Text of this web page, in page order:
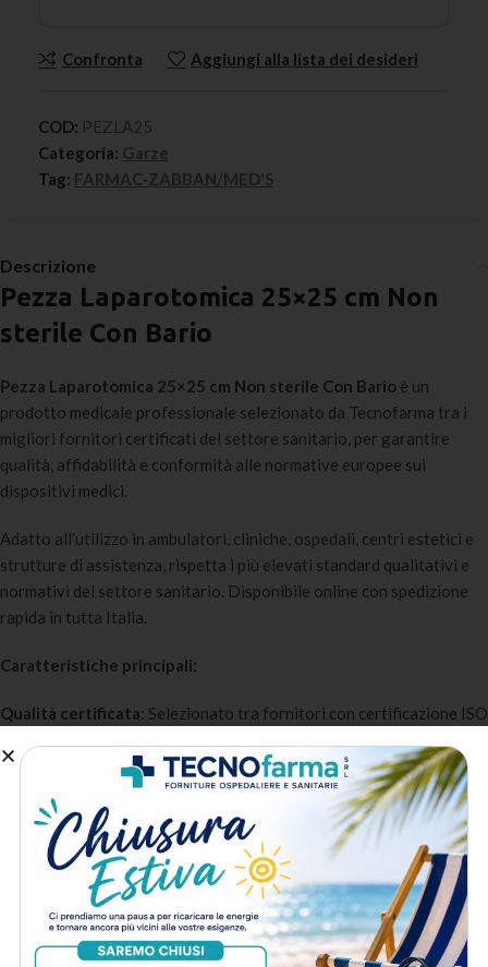
Confronta Aggiungi alla lista dei desideri
COD: PEZLA25
Categoria: Garze
Tag: FARMAC-ZABBAN/MED'S
Descrizione
Pezza Laparotomica 25×25 cm Non
sterile Con Bario
Pezza Laparotomica 25×25 cm Non sterile Con Bario è un
prodotto medicale professionale selezionato da Tecnofarma tra i
migliori fornitori certificati del settore sanitario, per garantire
qualità, affidabilità e conformità alle normative europee sui
dispositivi medici.
Adatto all’utilizzo in ambulatori, cliniche, ospedali, centri estetici e
strutture di assistenza, rispetta i più elevati standard qualitativi e
normativi del settore sanitario. Disponibile online con spedizione
rapida in tutta Italia.
Caratteristiche principali:
Qualità certificata: Selezionato tra fornitori con certificazione ISO
Disponibilità immediata: Sempre a stock per garantire la continuità
operativa della struttura sanitaria.
Prezzo competitivo
: Tariffe all’ingrosso anche per piccoli
quantitativi grazie ai rapporti diretti con i produttori.
Spedizione 24/48h: Consegna rapida in tutta Italia con
imballaggio protettivo specifico per prodotti medicali.
Assistenza post-vendita: Supporto tecnico e commerciale
dedicato per professionisti e strutture sanitarie.